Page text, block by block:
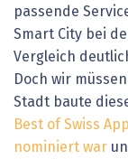
passende
Smart City bei
Vergleich
Doch wir
Stadt baute
Best of Swiss
nominiert war